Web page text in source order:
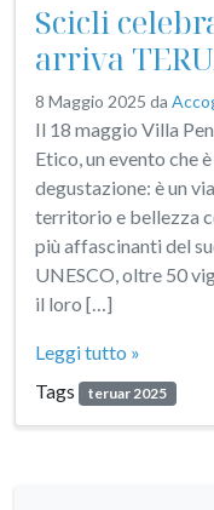
Scicli
arriva
8 Maggio 2025 da
Il 18 maggio Villa
Etico, un evento che
degustazione: è un
territorio e bellezza
più affascinanti del
UNESCO, oltre 50
il loro […]
Leggi tutto »
Tags
teruar 2025